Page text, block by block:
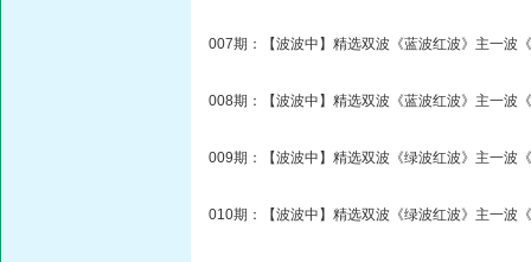
007期：【波波中】精选双波《蓝波红波》主一波
008期：【波波中】精选双波《蓝波红波》主一波
009期：【波波中】精选双波《绿波红波》主一波
010期：【波波中】精选双波《绿波红波》主一波